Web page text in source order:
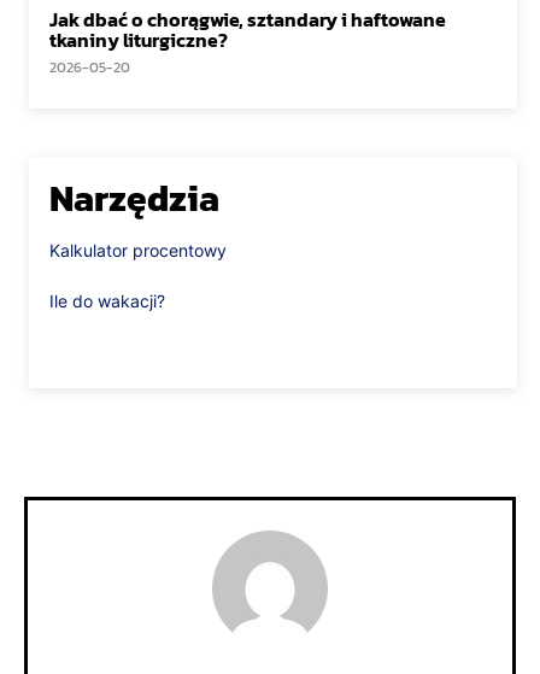
Jak dbać o chorągwie, sztandary i haftowane
tkaniny liturgiczne?
2026-05-20
Narzędzia
Kalkulator procentowy
Ile do wakacji?